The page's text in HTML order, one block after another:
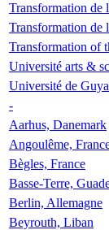
Transformation de
Transformation de
Transformation of
Université arts &
Université de
-
Aarhus, Danemark
Angoulême,
Bègles, France
Basse-Terre,
Berlin, Allemagne
Beyrouth, Liban